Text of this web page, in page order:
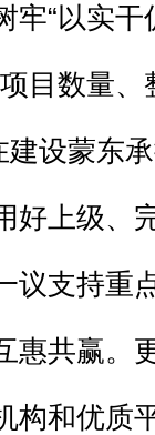
牢“以实
目数量
建设蒙东
好上级、
议支持重
惠共赢。
构和优质